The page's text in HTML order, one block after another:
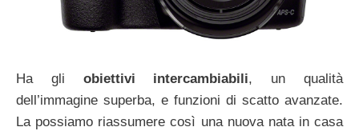
Ha gli obiettivi intercambiabili, un qualità
dell’immagine superba, e funzioni di scatto avanzate.
La possiamo riassumere così una nuova nata in casa